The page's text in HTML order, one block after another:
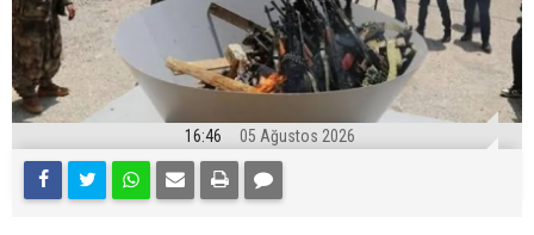
16:46 05 Ağustos 2026